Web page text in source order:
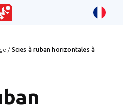
/ Scies à ruban horizontales à